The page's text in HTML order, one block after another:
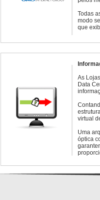
Todas
modo
que
As
Data
virtual
Uma
óptica